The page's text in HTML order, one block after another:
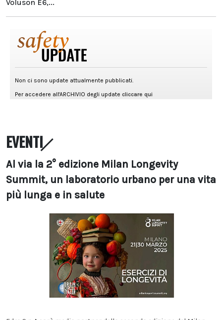
Voluson E6,...
EVENTI
Al via la 2° edizione Milan Longevity
Summit, un laboratorio urbano per una vita
più lunga e in salute